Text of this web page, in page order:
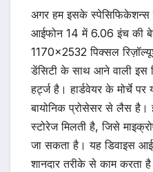
अगर हम इसके स्पेसिफिकेशन्स
आईफोन 14 में 6.06 इंच की
1170×2532 पिक्सल
डेंसिटी के साथ आने वाली इस
हर्ट्ज है। हार्डवेयर के मोर्चे
बायोनिक प्रोसेसर से लैस है।
स्टोरेज मिलती है, जिसे
जा सकता है। यह डिवाइस
शानदार तरीके से काम करता